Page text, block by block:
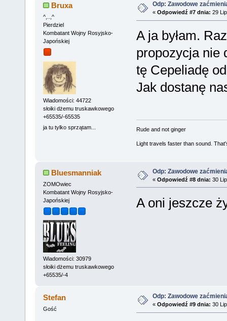
Bruxa
^,..,^
Pierdziel
Kombatant Wojny Rosyjsko-
Japońskiej
Wiadomości: 44722
słoiki dżemu truskawkowego
+65535/-65535
ja tu tylko sprzątam...
Odp: Zawodowe
« Odpowiedź #7 dnia: 29
A ja byłam.
propozycja nie
tę Cepeliadę
Jak dostanę
Rude and not ginger
Light travels faster than sound.
Bluesmanniak
ZOMOwiec
Kombatant Wojny Rosyjsko-
Japońskiej
Wiadomości: 30979
słoiki dżemu truskawkowego
+65535/-4
Odp: Zawodowe
« Odpowiedź #8 dnia: 30
A oni jeszcze
Stefan
Gość
Odp: Zawodowe
« Odpowiedź #9 dnia: 30